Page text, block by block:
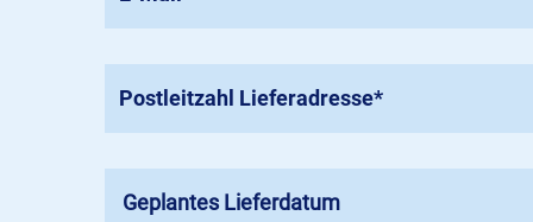
Geplantes Lieferdatum